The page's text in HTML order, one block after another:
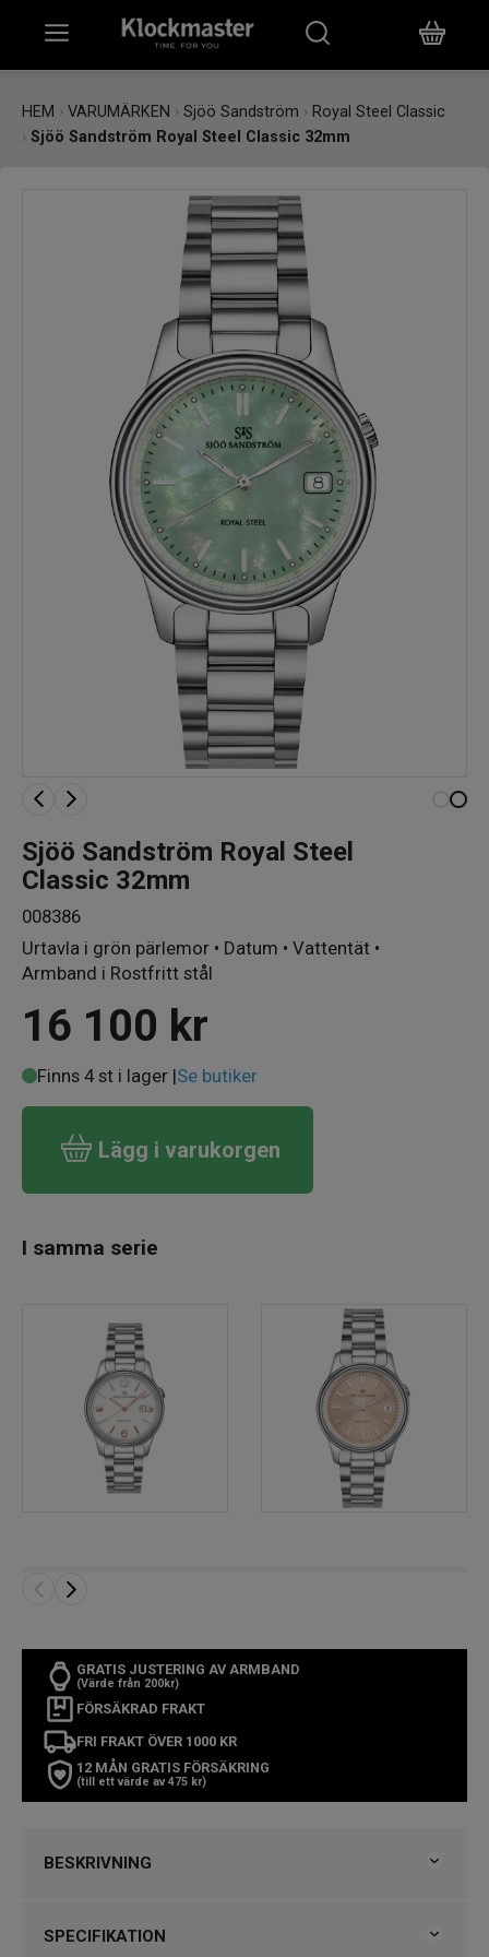
KLOCKOR
PRESENTKORT
HEM › VARUMÄRKEN › Sjöö Sandström › Royal Steel Classic
› Sjöö Sandström Royal Steel Classic 32mm
Sjöö Sandström Royal Steel
Classic 32mm
008386
Urtavla i grön pärlemor • Datum • Vattentät •
Armband i Rostfritt stål
16 100 kr
Finns 4 st i lager |Se butiker
Lägg i varukorgen
I samma serie
GRATIS JUSTERING AV ARMBAND
(Värde från 200kr)
FÖRSÄKRAD FRAKT
FRI FRAKT ÖVER 1000 KR
12 MÅN GRATIS FÖRSÄKRING
(till ett värde av 475 kr)
BESKRIVNING
SPECIFIKATION